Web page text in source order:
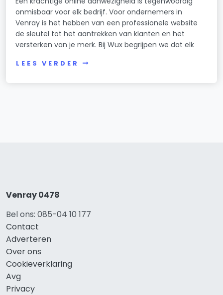
onmisbaar voor elk bedrijf. Voor ondernemers in
Venray is het hebben van een professionele website
de sleutel tot het aantrekken van klanten en het
versterken van je merk. Bij Wux begrijpen we dat elk
LEES VERDER
Venray 0478
Bel ons: 085-04 10 177
Contact
Adverteren
Over ons
Cookieverklaring
Avg
Privacy